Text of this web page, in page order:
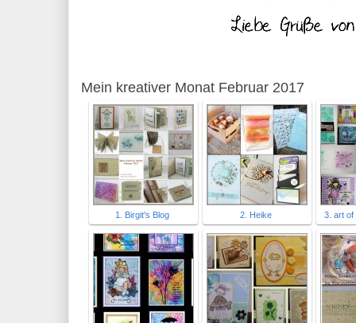
Mein kreativer Monat Februar 2017
1. Birgit's Blog 2. Heike 3. art